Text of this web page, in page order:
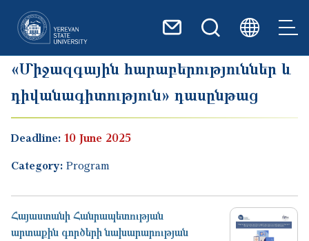
«Միջազգային հարաբերություններ և
դիվանագիտություն» դասընթաց
Deadline: 10 June 2025
Category: Program
Հայաստանի Հանրապետության
արտաքին գործերի նախարարության